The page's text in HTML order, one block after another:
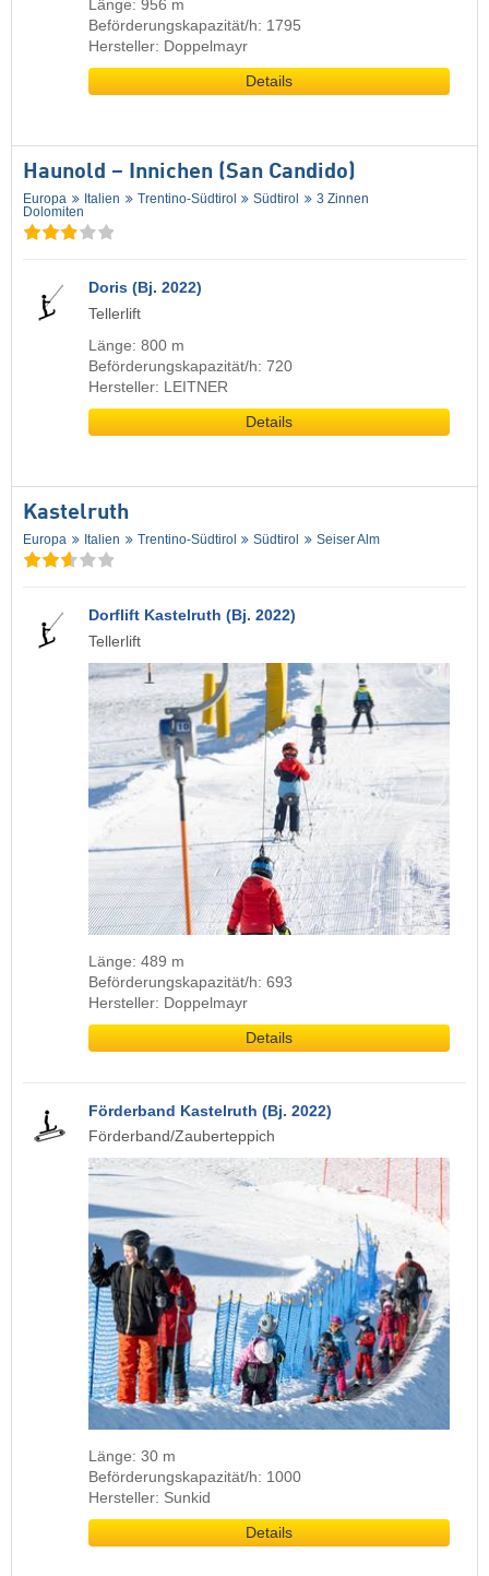
Länge: 956 m
Beförderungskapazität/h: 1795
Hersteller: Doppelmayr
Details
Haunold – Innichen (San Candido)
Europa Italien Trentino-Südtirol Südtirol
3 Zinnen
Dolomiten
Doris (Bj. 2022)
Tellerlift
Länge: 800 m
Beförderungskapazität/h: 720
Hersteller: LEITNER
Details
Kastelruth
Europa Italien Trentino-Südtirol Südtirol Seiser Alm
Dorflift Kastelruth (Bj. 2022)
Tellerlift
Länge: 489 m
Beförderungskapazität/h: 693
Hersteller: Doppelmayr
Details
Förderband Kastelruth (Bj. 2022)
Förderband/Zauberteppich
Länge: 30 m
Beförderungskapazität/h: 1000
Hersteller: Sunkid
Details